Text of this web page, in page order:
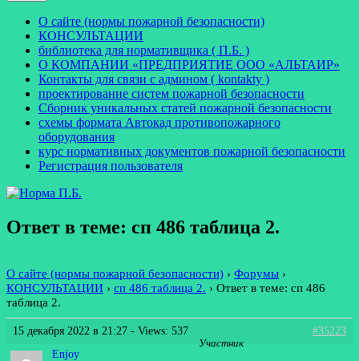
О сайте (нормы пожарной безопасности)
КОНСУЛЬТАЦИИ
библиотека для нормативщика ( П.Б. )
О КОМПАНИИ «ПРЕДПРИЯТИЕ ООО «АЛЬТАИР»
Контакты для связи с админом ( kontakty )
проектирование систем пожарной безопасности
Сборник уникальных статей пожарной безопасности
схемы формата Автокад противопожарного
оборудования
курс нормативных документов пожарной безопасности
Регистрация пользователя
Ответ в теме: сп 486 таблица 2.
О сайте (нормы пожарной безопасности) › Форумы ›
КОНСУЛЬТАЦИИ › сп 486 таблица 2. › Ответ в теме: сп 486
таблица 2.
15 декабря 2022 в 21:27 - Views: 537
#35223
Enjoy
Участник